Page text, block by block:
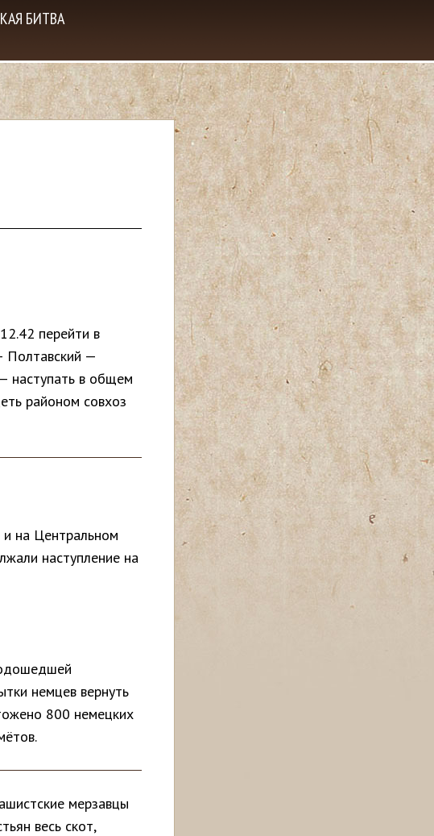
БИТВА
перейти в
Полтавский —
наступать в общем
районом совхоз
и на Центральном
наступление на
немцев вернуть
800 немецких
мерзавцы
весь скот,